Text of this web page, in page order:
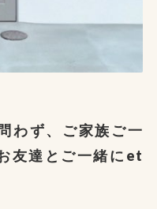
わず、ご家族ご一
友達とご一緒にet